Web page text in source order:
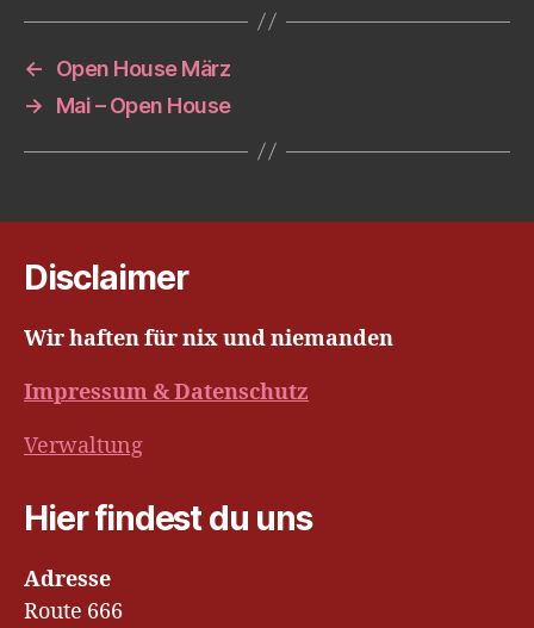
←
Open House März
→
Mai – Open House
Disclaimer
Wir haften für nix und niemanden
Impressum & Datenschutz
Verwaltung
Hier findest du uns
Adresse
Route 666